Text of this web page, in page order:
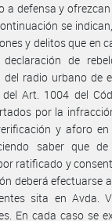
a defensa y
se
y delitos que en
de
radio urbano de
Art. 1004 del
por la
y aforo en
saber que
ratificado y
deberá efectuarse
sita en Avda.
En cada caso se